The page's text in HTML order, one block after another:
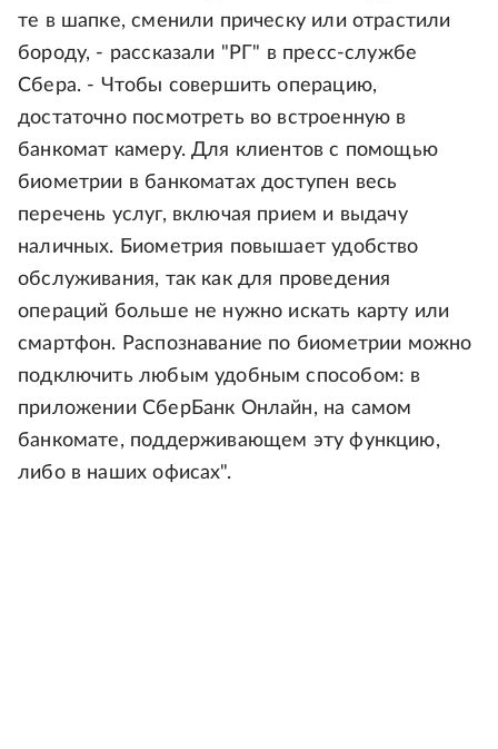
те в шапке, сменили прическу или отрастили
бороду, - рассказали "РГ" в пресс-службе
Сбера. - Чтобы совершить операцию,
достаточно посмотреть во встроенную в
банкомат камеру. Для клиентов с помощью
биометрии в банкоматах доступен весь
перечень услуг, включая прием и выдачу
наличных. Биометрия повышает удобство
обслуживания, так как для проведения
операций больше не нужно искать карту или
смартфон. Распознавание по биометрии можно
подключить любым удобным способом: в
приложении СберБанк Онлайн, на самом
банкомате, поддерживающем эту функцию,
либо в наших офисах".